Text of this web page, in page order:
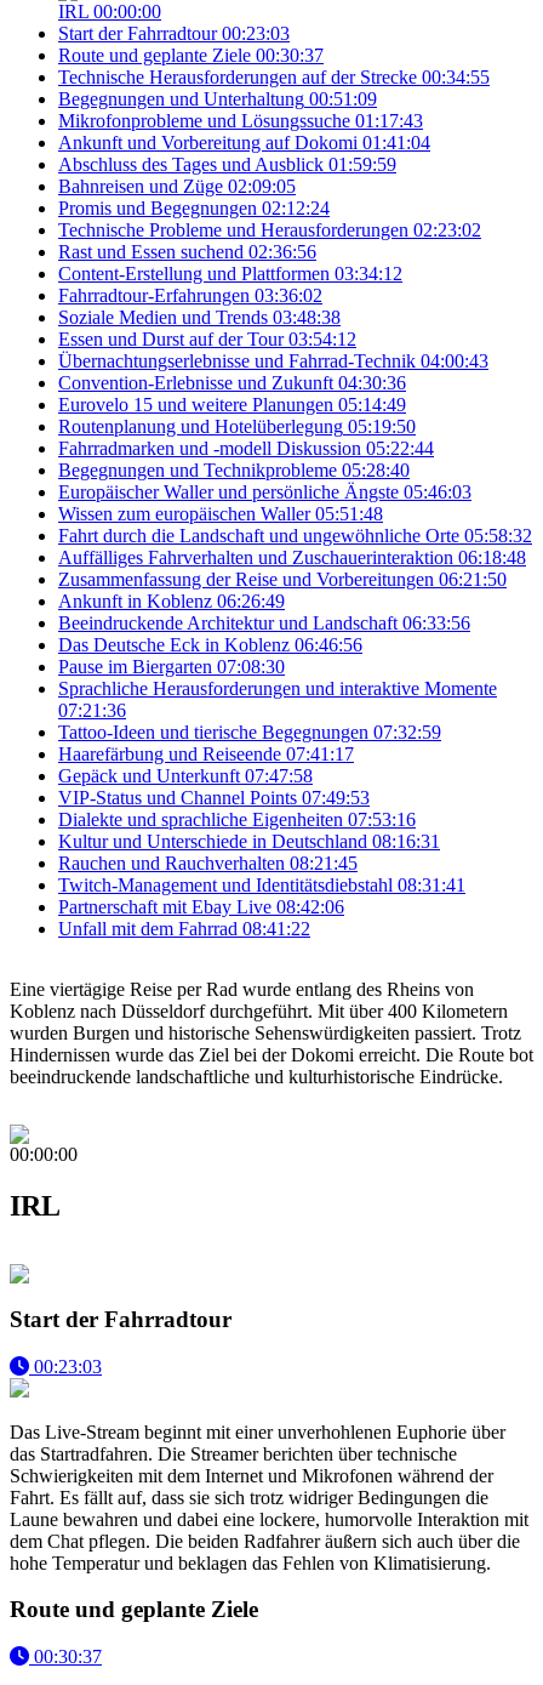
IRL 00:00:00
Start der Fahrradtour 00:23:03
Route und geplante Ziele 00:30:37
Technische Herausforderungen auf der Strecke 00:34:55
Begegnungen und Unterhaltung 00:51:09
Mikrofonprobleme und Lösungssuche 01:17:43
Ankunft und Vorbereitung auf Dokomi 01:41:04
Abschluss des Tages und Ausblick 01:59:59
Bahnreisen und Züge 02:09:05
Promis und Begegnungen 02:12:24
Technische Probleme und Herausforderungen 02:23:02
Rast und Essen suchend 02:36:56
Content-Erstellung und Plattformen 03:34:12
Fahrradtour-Erfahrungen 03:36:02
Soziale Medien und Trends 03:48:38
Essen und Durst auf der Tour 03:54:12
Übernachtungserlebnisse und Fahrrad-Technik 04:00:43
Convention-Erlebnisse und Zukunft 04:30:36
Eurovelo 15 und weitere Planungen 05:14:49
Routenplanung und Hotelüberlegung 05:19:50
Fahrradmarken und -modell Diskussion 05:22:44
Begegnungen und Technikprobleme 05:28:40
Europäischer Waller und persönliche Ängste 05:46:03
Wissen zum europäischen Waller 05:51:48
Fahrt durch die Landschaft und ungewöhnliche Orte 05:58:32
Auffälliges Fahrverhalten und Zuschauerinteraktion 06:18:48
Zusammenfassung der Reise und Vorbereitungen 06:21:50
Ankunft in Koblenz 06:26:49
Beeindruckende Architektur und Landschaft 06:33:56
Das Deutsche Eck in Koblenz 06:46:56
Pause im Biergarten 07:08:30
Sprachliche Herausforderungen und interaktive Momente
07:21:36
Tattoo-Ideen und tierische Begegnungen 07:32:59
Haarefärbung und Reiseende 07:41:17
Gepäck und Unterkunft 07:47:58
VIP-Status und Channel Points 07:49:53
Dialekte und sprachliche Eigenheiten 07:53:16
Kultur und Unterschiede in Deutschland 08:16:31
Rauchen und Rauchverhalten 08:21:45
Twitch-Management und Identitätsdiebstahl 08:31:41
Partnerschaft mit Ebay Live 08:42:06
Unfall mit dem Fahrrad 08:41:22
Eine viertägige Reise per Rad wurde entlang des Rheins von
Koblenz nach Düsseldorf durchgeführt. Mit über 400 Kilometern
wurden Burgen und historische Sehenswürdigkeiten passiert. Trotz
Hindernissen wurde das Ziel bei der Dokomi erreicht. Die Route bot
beeindruckende landschaftliche und kulturhistorische Eindrücke.
00:00:00
IRL
Start der Fahrradtour
00:23:03
Das Live-Stream beginnt mit einer unverhohlenen Euphorie über
das Startradfahren. Die Streamer berichten über technische
Schwierigkeiten mit dem Internet und Mikrofonen während der
Fahrt. Es fällt auf, dass sie sich trotz widriger Bedingungen die
Laune bewahren und dabei eine lockere, humorvolle Interaktion mit
dem Chat pflegen. Die beiden Radfahrer äußern sich auch über die
hohe Temperatur und beklagen das Fehlen von Klimatisierung.
Route und geplante Ziele
00:30:37